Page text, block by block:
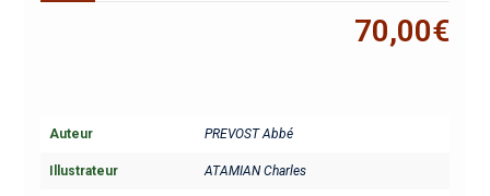
70,00€
Auteur PREVOST Abbé
Illustrateur ATAMIAN Charles